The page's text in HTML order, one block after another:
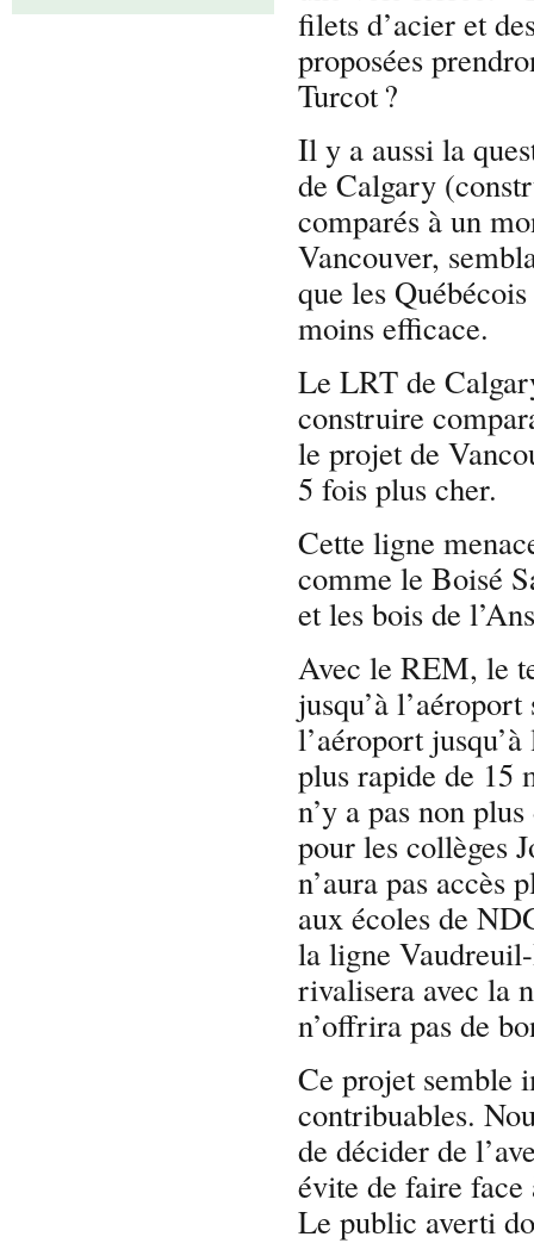
filets d’acier et
proposées
Turcot ?
Il y a aussi la
de Calgary
comparés à un
Vancouver,
que les
moins efficace.
Le LRT de
construire
le projet de
5 fois plus cher.
Cette ligne
comme le Boisé
et les bois de
Avec le REM, le
jusqu’à
l’aéroport
plus rapide de
n’y a pas non
pour les collèges
n’aura pas
aux écoles de
la ligne
rivalisera avec la
n’offrira pas de
Ce projet semble
contribuables.
de décider de
évite de faire face
Le public averti